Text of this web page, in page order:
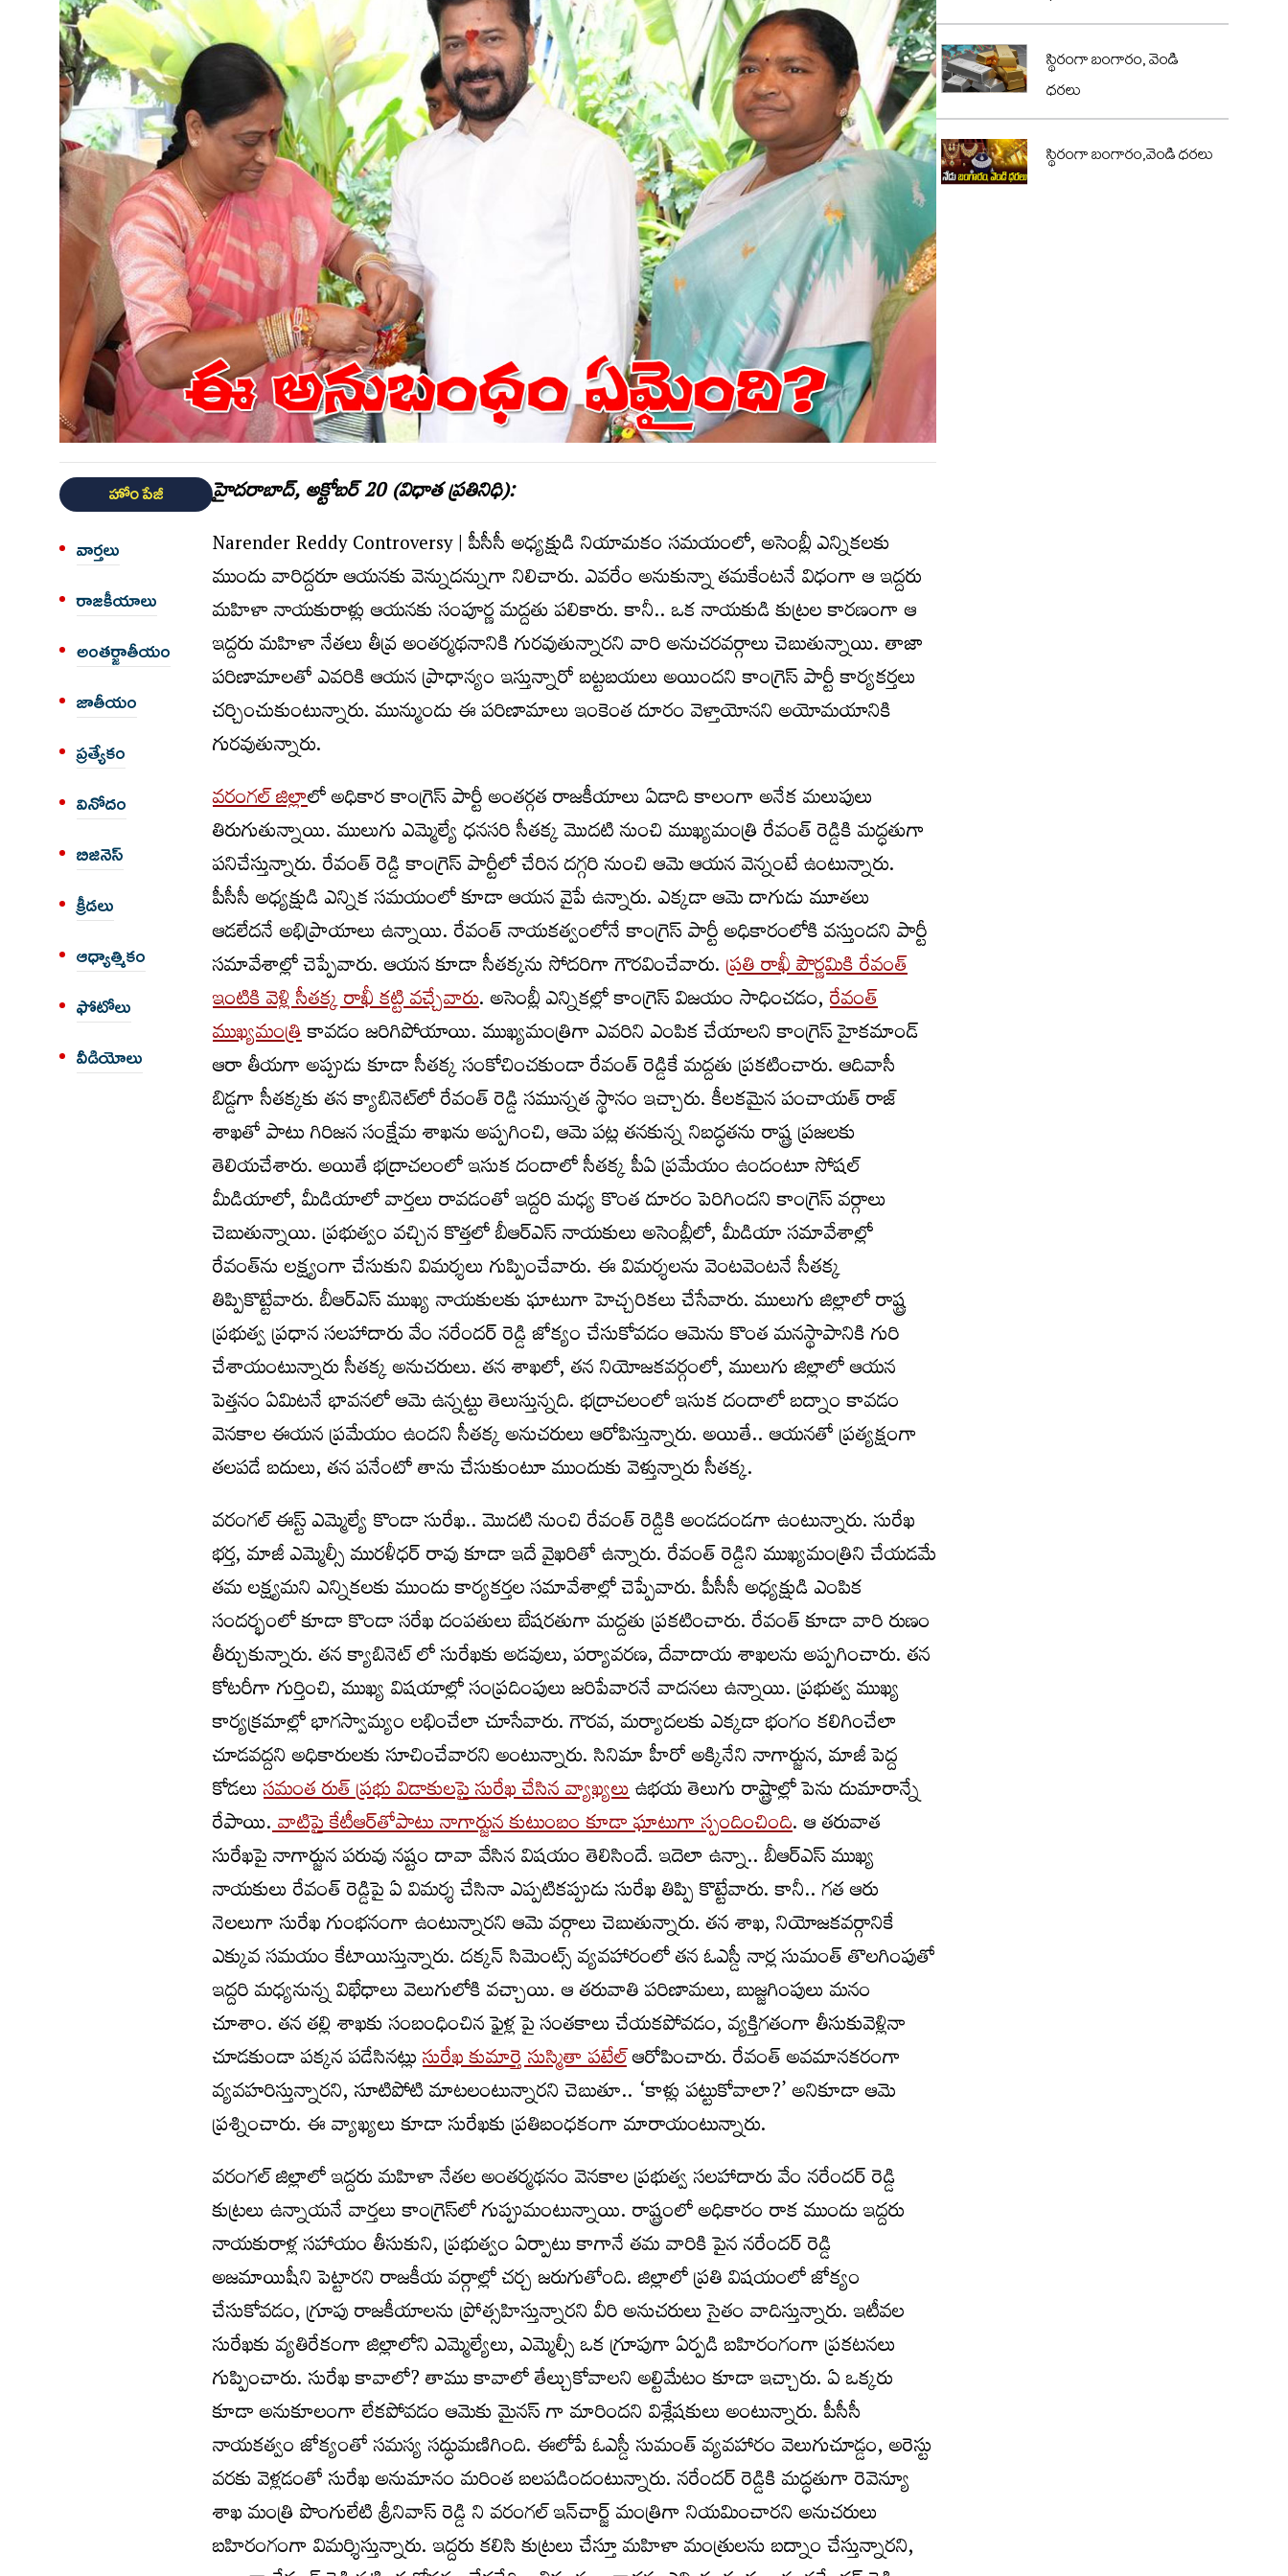
హోం పేజీ
వార్త‌లు
రాజకీయాలు
అంత‌ర్జాతీయం
జాతీయం
ప్రత్యేకం
వినోదం
బిజినెస్
క్రీడలు
ఆధ్యాత్మికం
ఫోటోలు
వీడియోలు
హైదరాబాద్, అక్టోబర్‌ 20 (విధాత ప్రతినిధి):
Narender Reddy Controversy | పీసీసీ అధ్యక్షుడి నియామకం సమయంలో, అసెంబ్లీ ఎన్నికలకు
ముందు వారిద్దరూ ఆయనకు వెన్నుదన్నుగా నిలిచారు. ఎవరేం అనుకున్నా తమకేంటనే విధంగా ఆ ఇద్దరు
మహిళా నాయకురాళ్లు ఆయనకు సంపూర్ణ మద్దతు పలికారు. కానీ.. ఒక నాయకుడి కుట్రల కారణంగా ఆ
ఇద్దరు మహిళా నేతలు తీవ్ర అంతర్మథనానికి గురవుతున్నారని వారి అనుచరవర్గాలు చెబుతున్నాయి. తాజా
పరిణామాలతో ఎవరికి ఆయన ప్రాధాన్యం ఇస్తున్నారో బట్టబయలు అయిందని కాంగ్రెస్‌ పార్టీ కార్యకర్తలు
చర్చించుకుంటున్నారు. మున్ముందు ఈ పరిణామాలు ఇంకెంత దూరం వెళ్తాయోనని అయోమయానికి
గురవుతున్నారు.
వరంగల్ జిల్లాలో అధికార కాంగ్రెస్ పార్టీ అంతర్గత రాజకీయాలు ఏడాది కాలంగా అనేక మలుపులు
తిరుగుతున్నాయి. ములుగు ఎమ్మెల్యే ధనసరి సీతక్క మొదటి నుంచి ముఖ్యమంత్రి రేవంత్ రెడ్డికి మద్ధతుగా
పనిచేస్తున్నారు. రేవంత్ రెడ్డి కాంగ్రెస్ పార్టీలో చేరిన దగ్గరి నుంచి ఆమె ఆయన వెన్నంటే ఉంటున్నారు.
పీసీసీ అధ్యక్షుడి ఎన్నిక సమయంలో కూడా ఆయన వైపే ఉన్నారు. ఎక్కడా ఆమె దాగుడు మూతలు
ఆడలేదనే అభిప్రాయాలు ఉన్నాయి. రేవంత్ నాయకత్వంలోనే కాంగ్రెస్ పార్టీ అధికారంలోకి వస్తుందని పార్టీ
సమావేశాల్లో చెప్పేవారు. ఆయన కూడా సీతక్కను సోదరిగా గౌరవించేవారు.ప్రతి రాఖీ పౌర్ణమికి రేవంత్‌
ఇంటికి వెళ్లి సీతక్క రాఖీ కట్టి వచ్చేవారు. అసెంబ్లీ ఎన్నికల్లో కాంగ్రెస్ విజయం సాధించడం,రేవంత్
ముఖ్యమంత్రికావడం జరిగిపోయాయి. ముఖ్యమంత్రిగా ఎవరిని ఎంపిక చేయాలని కాంగ్రెస్ హైకమాండ్‌
ఆరా తీయగా అప్పుడు కూడా సీతక్క సంకోచించకుండా రేవంత్‌ రెడ్డికే మద్దతు ప్రకటించారు. ఆదివాసీ
బిడ్డగా సీతక్కకు తన క్యాబినెట్‌లో రేవంత్‌ రెడ్డి సమున్నత స్థానం ఇచ్చారు. కీలకమైన పంచాయత్ రాజ్
శాఖతో పాటు గిరిజన సంక్షేమ శాఖను అప్పగించి, ఆమె పట్ల తనకున్న నిబద్ధతను రాష్ట్ర ప్రజలకు
తెలియచేశారు. అయితే భద్రాచలంలో ఇసుక దందాలో సీతక్క పీఏ ప్రమేయం ఉందంటూ సోషల్
మీడియాలో, మీడియాలో వార్తలు రావడంతో ఇద్దరి మధ్య కొంత దూరం పెరిగిందని కాంగ్రెస్‌ వర్గాలు
చెబుతున్నాయి. ప్రభుత్వం వచ్చిన కొత్తలో బీఆర్ఎస్ నాయకులు అసెంబ్లీలో, మీడియా సమావేశాల్లో
రేవంత్‌ను లక్ష్యంగా చేసుకుని విమర్శలు గుప్పించేవారు. ఈ విమర్శలను వెంటవెంటనే సీతక్క
తిప్పికొట్టేవారు. బీఆర్ఎస్ ముఖ్య నాయకులకు ఘాటుగా హెచ్చరికలు చేసేవారు. ములుగు జిల్లాలో రాష్ట్ర
ప్రభుత్వ ప్రధాన సలహాదారు వేం నరేందర్ రెడ్డి జోక్యం చేసుకోవడం ఆమెను కొంత మనస్థాపానికి గురి
చేశాయంటున్నారు సీతక్క అనుచరులు. తన శాఖలో, తన నియోజకవర్గంలో, ములుగు జిల్లాలో ఆయన
పెత్తనం ఏమిటనే భావనలో ఆమె ఉన్నట్టు తెలుస్తున్నది. భద్రాచలంలో ఇసుక దందాలో బద్నాం కావడం
వెనకాల ఈయన ప్రమేయం ఉందని సీతక్క అనుచరులు ఆరోపిస్తున్నారు. అయితే.. ఆయనతో ప్రత్యక్షంగా
తలపడే బదులు, తన పనేంటో తాను చేసుకుంటూ ముందుకు వెళ్తున్నారు సీతక్క.
వరంగల్ ఈస్ట్ ఎమ్మెల్యే కొండా సురేఖ.. మొదటి నుంచి రేవంత్ రెడ్డికి అండదండగా ఉంటున్నారు. సురేఖ
భర్త, మాజీ ఎమ్మెల్సీ మురళీధర్ రావు కూడా ఇదే వైఖరితో ఉన్నారు. రేవంత్ రెడ్డిని ముఖ్యమంత్రిని చేయడమే
తమ లక్ష్యమని ఎన్నికలకు ముందు కార్యకర్తల సమావేశాల్లో చెప్పేవారు. పీసీసీ అధ్యక్షుడి ఎంపిక
సందర్భంలో కూడా కొండా సరేఖ దంపతులు బేషరతుగా మద్దతు ప్రకటించారు. రేవంత్ కూడా వారి రుణం
తీర్చుకున్నారు. తన క్యాబినెట్ లో సురేఖకు అడవులు, పర్యావరణ, దేవాదాయ శాఖలను అప్పగించారు. తన
కోటరీగా గుర్తించి, ముఖ్య విషయాల్లో సంప్రదింపులు జరిపేవారనే వాదనలు ఉన్నాయి. ప్రభుత్వ ముఖ్య
కార్యక్రమాల్లో భాగస్వామ్యం లభించేలా చూసేవారు. గౌరవ, మర్యాదలకు ఎక్కడా భంగం కలిగించేలా
చూడవద్దని అధికారులకు సూచించేవారని అంటున్నారు. సినిమా హీరో అక్కినేని నాగార్జున, మాజీ పెద్ద
కోడలుసమంత రుత్ ప్రభు విడాకులపై సురేఖ చేసిన వ్యాఖ్యలుఉభయ తెలుగు రాష్ట్రాల్లో పెను దుమారాన్నే
రేపాయి.వాటిపై కేటీఆర్‌తోపాటు నాగార్జున కుటుంబం కూడా ఘాటుగా స్పందించింది. ఆ తరువాత
సురేఖపై నాగార్జున పరువు నష్టం దావా వేసిన విషయం తెలిసిందే. ఇదెలా ఉన్నా.. బీఆర్ఎస్ ముఖ్య
నాయకులు రేవంత్ రెడ్డిపై ఏ విమర్శ చేసినా ఎప్పటికప్పుడు సురేఖ తిప్పి కొట్టేవారు. కానీ.. గత ఆరు
నెలలుగా సురేఖ గుంభనంగా ఉంటున్నారని ఆమె వర్గాలు చెబుతున్నారు. తన శాఖ, నియోజకవర్గానికే
ఎక్కువ సమయం కేటాయిస్తున్నారు. దక్కన్ సిమెంట్స్ వ్యవహారంలో తన ఓఎస్డీ నార్ల సుమంత్ తొలగింపుతో
ఇద్దరి మధ్యనున్న విభేధాలు వెలుగులోకి వచ్చాయి. ఆ తరువాతి పరిణామలు, బుజ్జగింపులు మనం
చూశాం. తన తల్లి శాఖకు సంబంధించిన ఫైళ్ల పై సంతకాలు చేయకపోవడం, వ్యక్తిగతంగా తీసుకువెళ్లినా
చూడకుండా పక్కన పడేసినట్లుసురేఖ కుమార్తె సుస్మితా పటేల్ఆరోపించారు. రేవంత్ అవమానకరంగా
వ్యవహరిస్తున్నారని, సూటిపోటి మాటలంటున్నారని చెబుతూ.. ‘కాళ్లు పట్టుకోవాలా?’ అనికూడా ఆమె
ప్రశ్నించారు. ఈ వ్యాఖ్యలు కూడా సురేఖకు ప్రతిబంధకంగా మారాయంటున్నారు.
వరంగల్ జిల్లాలో ఇద్దరు మహిళా నేతల అంతర్మథనం వెనకాల ప్రభుత్వ సలహాదారు వేం నరేందర్ రెడ్డి
కుట్రలు ఉన్నాయనే వార్తలు కాంగ్రెస్‌లో గుప్పుమంటున్నాయి. రాష్ట్రంలో అధికారం రాక ముందు ఇద్దరు
నాయకురాళ్ల సహాయం తీసుకుని, ప్రభుత్వం ఏర్పాటు కాగానే తమ వారికి పైన నరేందర్ రెడ్డి
అజమాయిషీని పెట్టారని రాజకీయ వర్గాల్లో చర్చ జరుగుతోంది. జిల్లాలో ప్రతి విషయంలో జోక్యం
చేసుకోవడం, గ్రూపు రాజకీయాలను ప్రోత్సహిస్తున్నారని వీరి అనుచరులు సైతం వాదిస్తున్నారు. ఇటీవల
సురేఖకు వ్యతిరేకంగా జిల్లాలోని ఎమ్మెల్యేలు, ఎమ్మెల్సీ ఒక గ్రూపుగా ఏర్పడి బహిరంగంగా ప్రకటనలు
గుప్పించారు. సురేఖ కావాలో? తాము కావాలో తేల్చుకోవాలని అల్టిమేటం కూడా ఇచ్చారు. ఏ ఒక్కరు
కూడా అనుకూలంగా లేకపోవడం ఆమెకు మైనస్ గా మారిందని విశ్లేషకులు అంటున్నారు. పీసీసీ
నాయకత్వం జోక్యంతో సమస్య సద్ధుమణిగింది. ఈలోపే ఓఎస్డీ సుమంత్ వ్యవహారం వెలుగుచూడ్డం, అరెస్టు
వరకు వెళ్లడంతో సురేఖ అనుమానం మరింత బలపడిందంటున్నారు. నరేందర్ రెడ్డికి మద్ధతుగా రెవెన్యూ
శాఖ మంత్రి పొంగులేటి శ్రీనివాస్ రెడ్డి ని వరంగల్ ఇన్‌చార్జ్‌ మంత్రిగా నియమించారని అనుచరులు
బహిరంగంగా విమర్శిస్తున్నారు. ఇద్దరు కలిసి కుట్రలు చేస్తూ మహిళా మంత్రులను బద్నాం చేస్తున్నారని,
స్థిరంగా బంగారం, వెండి
ధరలు
స్థిరంగా బంగారం,వెండి ధరలు